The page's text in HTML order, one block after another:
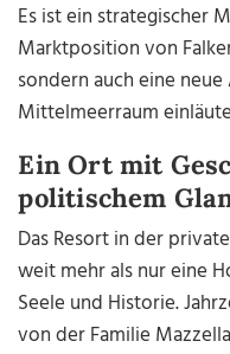
Es ist ein strategischer
Marktposition von
sondern auch eine
Mittelmeerraum
Ein Ort mit
politischem
Das Resort in der
weit mehr als nur eine
Seele und Historie.
von der Familie